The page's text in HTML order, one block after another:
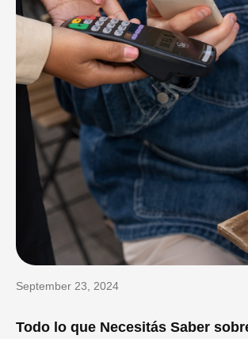
Todo lo que Necesitás Saber
September 23, 2024